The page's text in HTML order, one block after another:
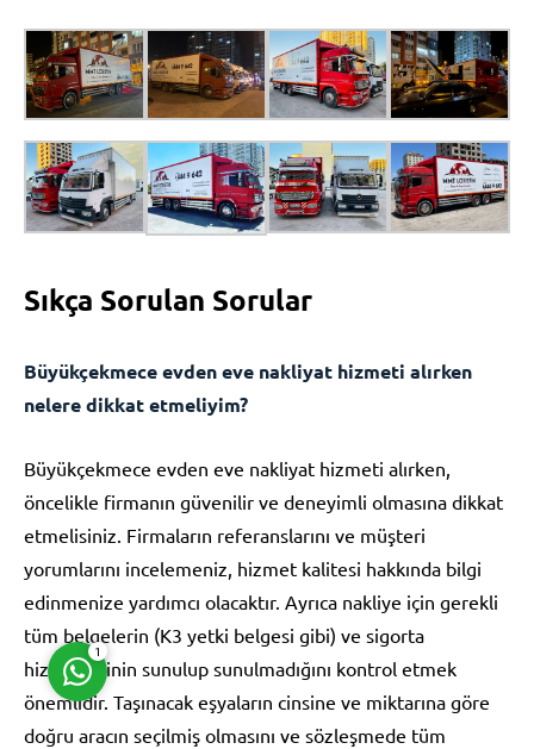
Sıkça Sorulan Sorular
Büyükçekmece evden eve nakliyat hizmeti alırken
nelere dikkat etmeliyim?
Büyükçekmece evden eve nakliyat hizmeti alırken,
öncelikle firmanın güvenilir ve deneyimli olmasına dikkat
etmelisiniz. Firmaların referanslarını ve müşteri
yorumlarını incelemeniz, hizmet kalitesi hakkında bilgi
edinmenize yardımcı olacaktır. Ayrıca nakliye için gerekli
tüm belgelerin (K3 yetki belgesi gibi) ve sigorta
hizmetlerinin sunulup sunulmadığını kontrol etmek
önemlidir. Taşınacak eşyaların cinsine ve miktarına göre
doğru aracın seçilmiş olmasını ve sözleşmede tüm
Müşteri Temsilcisi
Cevap Yaz
1